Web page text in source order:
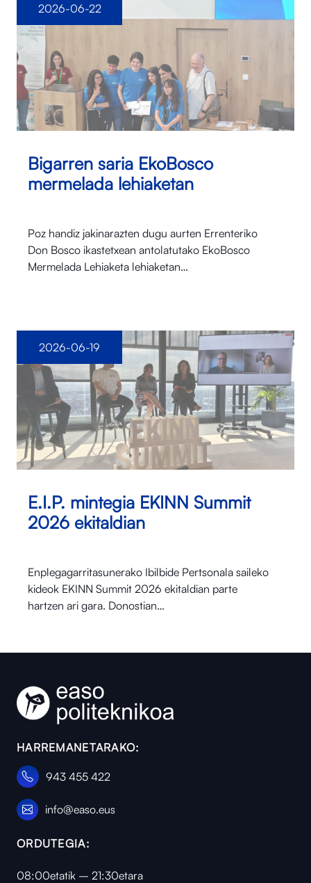
Bigarren saria EkoBosco
mermelada lehiaketan
Poz handiz jakinarazten dugu aurten Errenteriko
Don Bosco ikastetxean antolatutako EkoBosco
Mermelada Lehiaketa lehiaketan…
2026-06-22
E.I.P. mintegia EKINN Summit
2026 ekitaldian
Enplegagarritasunerako Ibilbide Pertsonala saileko
kideok EKINN Summit 2026 ekitaldian parte
hartzen ari gara. Donostian…
2026-06-19
HARREMANETARAKO:
943 455 422
info@easo.eus
ORDUTEGIA:
08:00etatik – 21:30etara